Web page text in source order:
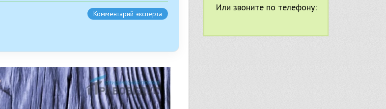
Комментарий эксперта
Или звоните по телефону: